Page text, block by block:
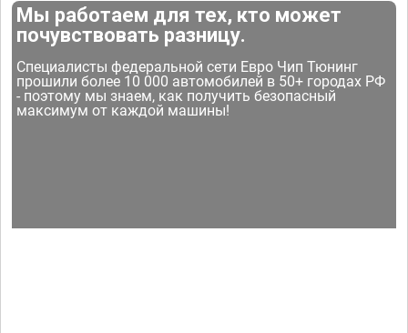
Мы работаем для тех, кто может
почувствовать разницу.
Специалисты федеральной сети Евро Чип Тюнинг
прошили более 10 000 автомобилей в 50+ городах РФ
- поэтому мы знаем, как получить безопасный
максимум от каждой машины!